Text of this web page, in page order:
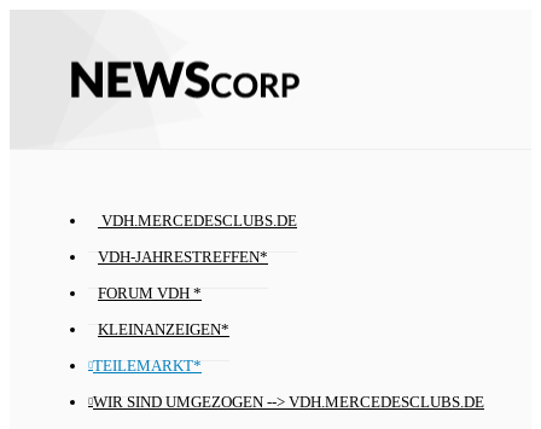
VDH.MERCEDESCLUBS.DE
VDH-JAHRESTREFFEN*
FORUM VDH *
KLEINANZEIGEN*
TEILEMARKT*
WIR SIND UMGEZOGEN --> VDH.MERCEDESCLUBS.DE